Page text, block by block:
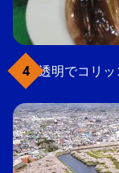
透明でコリ